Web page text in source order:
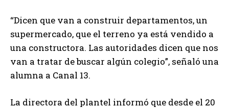
“Dicen que van a construir departamentos, un
supermercado, que el terreno ya está vendido a
una constructora. Las autoridades dicen que nos
van a tratar de buscar algún colegio”, señaló una
alumna a Canal 13.
La directora del plantel informó que desde el 20